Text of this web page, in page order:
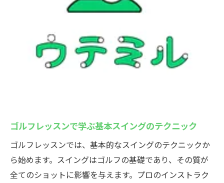
ゴルフレッスンで学ぶ基本スイングのテクニック
ゴルフレッスンでは、基本的なスイングのテクニックか
ら始めます。スイングはゴルフの基礎であり、その質が
全てのショットに影響を与えます。プロのインストラク